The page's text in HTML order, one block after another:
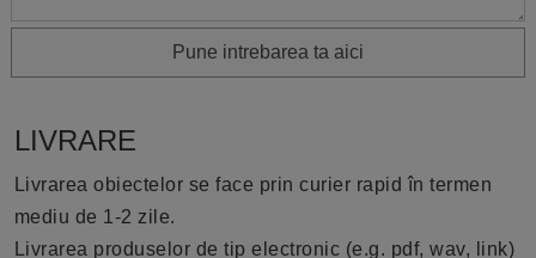
Pune intrebarea ta aici
LIVRARE
Livrarea obiectelor se face prin curier rapid în termen
mediu de 1-2 zile.
Livrarea produselor de tip electronic (e.g. pdf, wav, link)